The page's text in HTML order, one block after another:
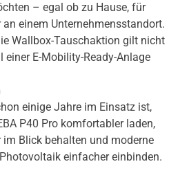
– egal ob zu Hause, für
einem Unternehmensstandort.
Wallbox-Tauschaktion gilt nicht
einer E-Mobility-Ready-Anlage
einige Jahre im Einsatz ist,
P40 Pro komfortabler laden,
im Blick behalten und moderne
einfacher einbinden.